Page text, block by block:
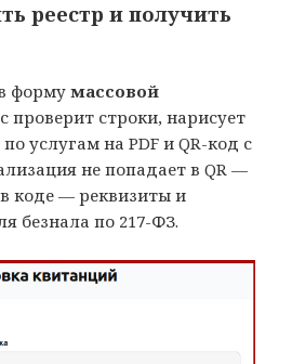
реестр и получить
в формумассовой
проверит строки, нарисует
услугам на PDF и QR-код с
не попадает в QR —
коде — реквизиты и
безнала по 217-ФЗ.